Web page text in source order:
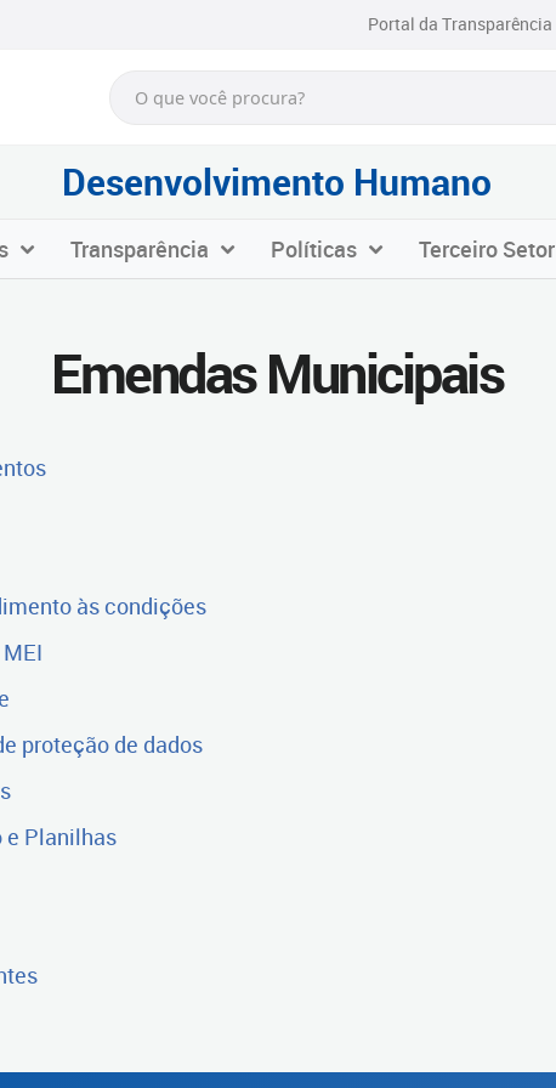
Portal da Transparência
Desenvolvimento Humano
Transparência Políticas Terceiro Setor
Emendas Municipais
às condições
proteção de dados
e Planilhas